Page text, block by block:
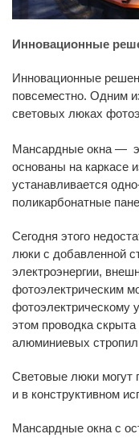
Инновационные
Инновационные
повсеместно. Одним
световых люках
Мансардные окна —
основаны на каркасе
устанавливается
поликарбонатные
Сегодня этого
люки с добавленной
электроэнергии,
фотоэлектрическим
фотоэлектрическому
этом проводка
алюминиевых
Световые люки могут
и в конструктивном
Мансардные окна с